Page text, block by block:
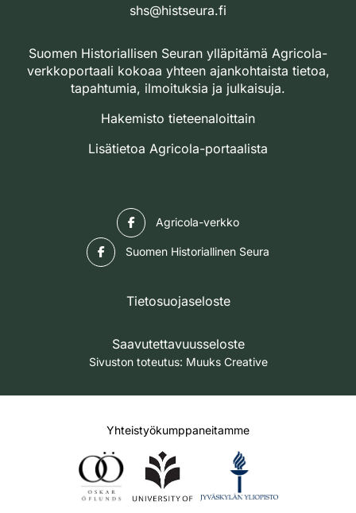
shs@histseura.fi
Suomen Historiallisen Seuran ylläpitämä Agricola-
verkkoportaali kokoaa yhteen ajankohtaista tietoa,
tapahtumia, ilmoituksia ja julkaisuja.
Hakemisto tieteenaloittain
Lisätietoa Agricola-portaalista
Agricola-verkko
Suomen Historiallinen Seura
Tietosuojaseloste
Saavutettavuusseloste
Sivuston toteutus: Muuks Creative
Yhteistyökumppaneitamme